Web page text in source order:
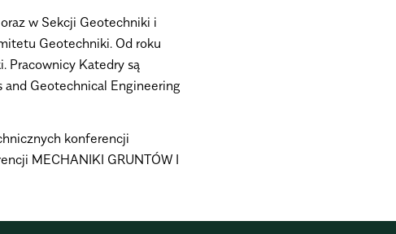
w Sekcji Geotechniki i
Geotechniki. Od roku
Pracownicy Katedry są
Geotechnical Engineering
konferencji
MECHANIKI GRUNTÓW I